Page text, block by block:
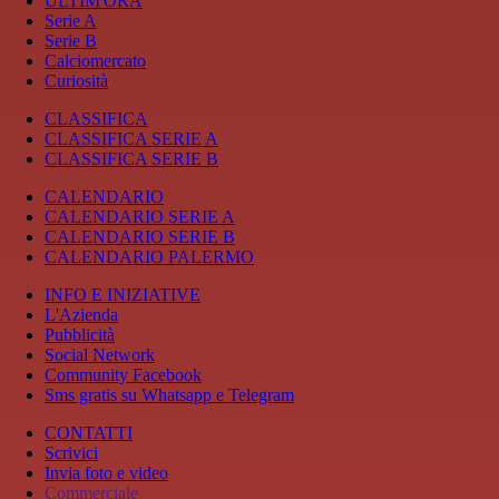
Serie A
Serie B
Calciomercato
Curiosità
CLASSIFICA
CLASSIFICA SERIE A
CLASSIFICA SERIE B
CALENDARIO
CALENDARIO SERIE A
CALENDARIO SERIE B
CALENDARIO PALERMO
INFO E INIZIATIVE
L'Azienda
Pubblicità
Social Network
Community Facebook
Sms gratis su Whatsapp e Telegram
CONTATTI
Scrivici
Invia foto e video
Commerciale